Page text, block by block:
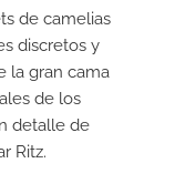
de camelias
discretos y
la gran cama
de los
detalle de
Ritz.